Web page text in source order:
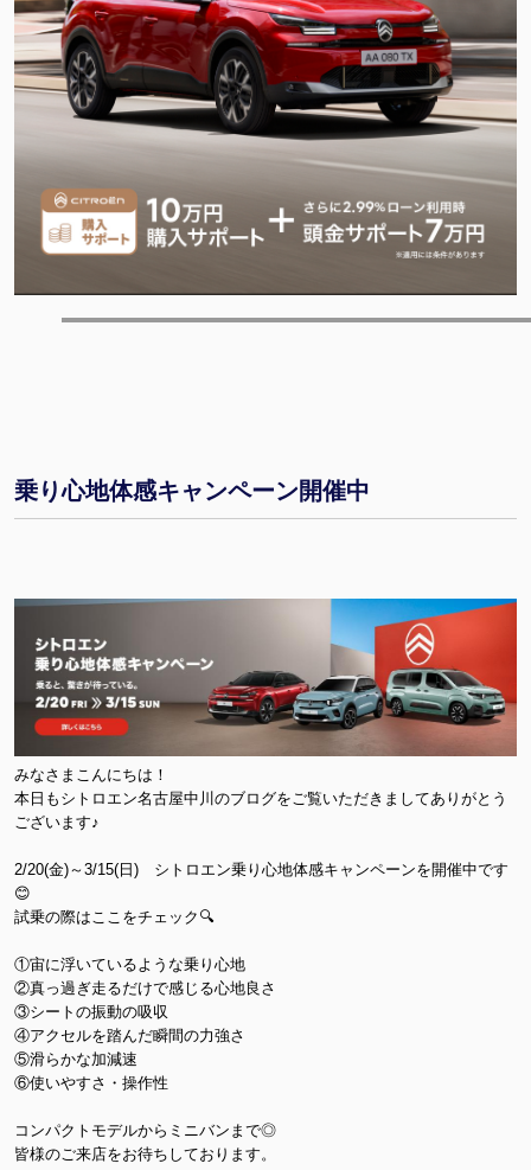
乗り心地体感キャンペーン開催中
みなさまこんにちは！
本日もシトロエン名古屋中川のブログをご覧いただきましてありがとう
ございます♪
2/20(金)～3/15(日) シトロエン乗り心地体感キャンペーンを開催中です
😊
試乗の際はここをチェック🔍
①宙に浮いているような乗り心地
②真っ過ぎ走るだけで感じる心地良さ
③シートの振動の吸収
④アクセルを踏んだ瞬間の力強さ
⑤滑らかな加減速
⑥使いやすさ・操作性
コンパクトモデルからミニバンまで◎
皆様のご来店をお待ちしております。